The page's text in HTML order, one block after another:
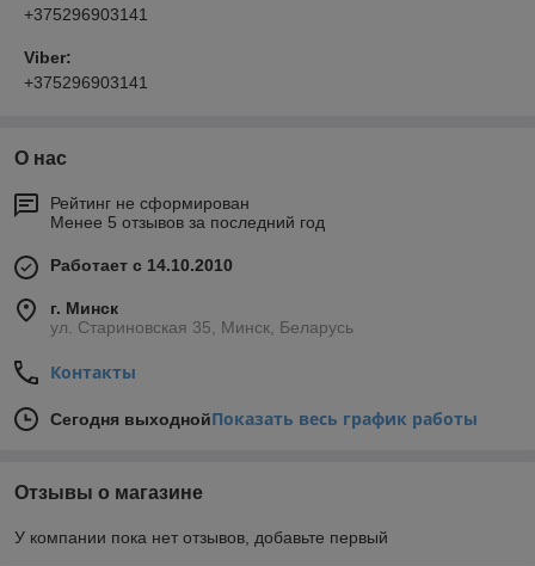
+375296903141
Viber:
+375296903141
О нас
Рейтинг не сформирован
Менее 5 отзывов за последний год
Работает с 14.10.2010
г. Минск
ул. Стариновская 35, Минск, Беларусь
Контакты
Сегодня выходнойПоказать весь график работы
Отзывы о магазине
У компании пока нет отзывов, добавьте первый